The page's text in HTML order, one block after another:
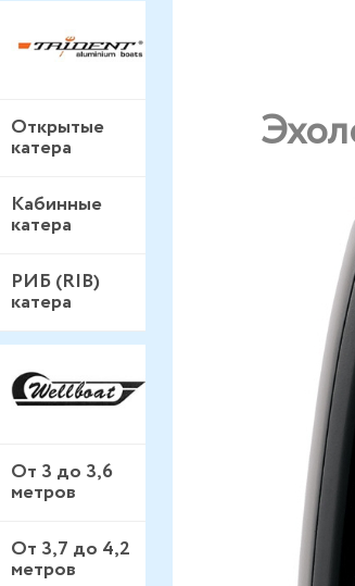
Открытые
катера
Кабинные
катера
РИБ (RIB)
катера
От 3 до 3,6
метров
От 3,7 до 4,2
метров